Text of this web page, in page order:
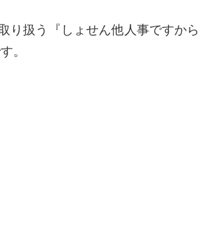
り扱う『しょせん他人事ですから
。